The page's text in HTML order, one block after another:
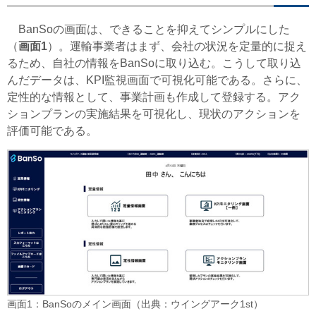
BanSoの画面は、できることを抑えてシンプルにした
（画面1）。運輸事業者はまず、会社の状況を定量的に捉え
るため、自社の情報をBanSoに取り込む。こうして取り込
んだデータは、KPI監視画面で可視化可能である。さらに、
定性的な情報として、事業計画も作成して登録する。アク
ションプランの実施結果を可視化し、現状のアクションを
評価可能である。
画面1：BanSoのメイン画面（出典：ウイングアーク1st）